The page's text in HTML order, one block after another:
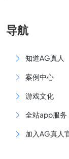
导航
知道AG真人
案例中心
游戏文化
全站app服务
加入AG真人